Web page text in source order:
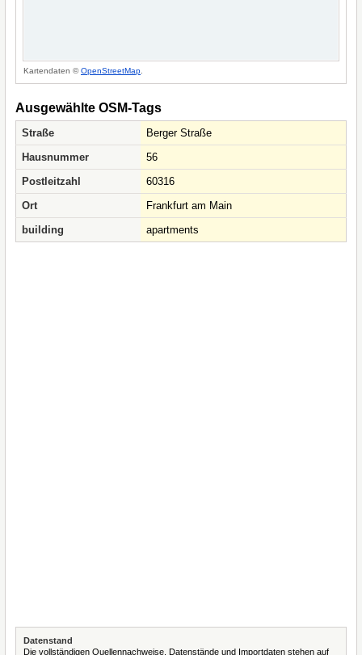
Kartendaten ©OpenStreetMap
Ausgewählte OSM-Tags
Straße
Berger Straße
Hausnummer
56
Postleitzahl
60316
Ort
Frankfurt am Main
building
apartments
Datenstand
Die vollständigen Quellennachweise, Datenstände und Importdaten stehen auf